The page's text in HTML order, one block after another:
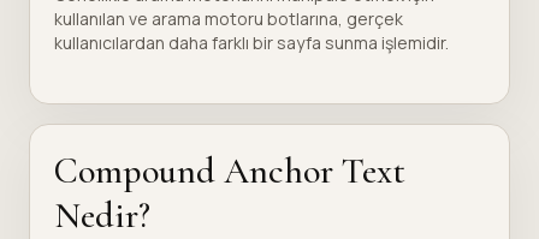
kullanılan ve arama motoru botlarına, gerçek
kullanıcılardan daha farklı bir sayfa sunma işlemidir.
Compound Anchor Text
Nedir?